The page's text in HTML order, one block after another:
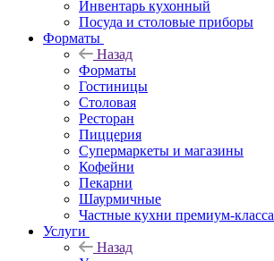
Инвентарь кухонный
Посуда и столовые приборы
Форматы
Назад
Форматы
Гостиницы
Столовая
Ресторан
Пиццерия
Супермаркеты и магазины
Кофейни
Пекарни
Шаурмичные
Частные кухни премиум-класса
Услуги
Назад